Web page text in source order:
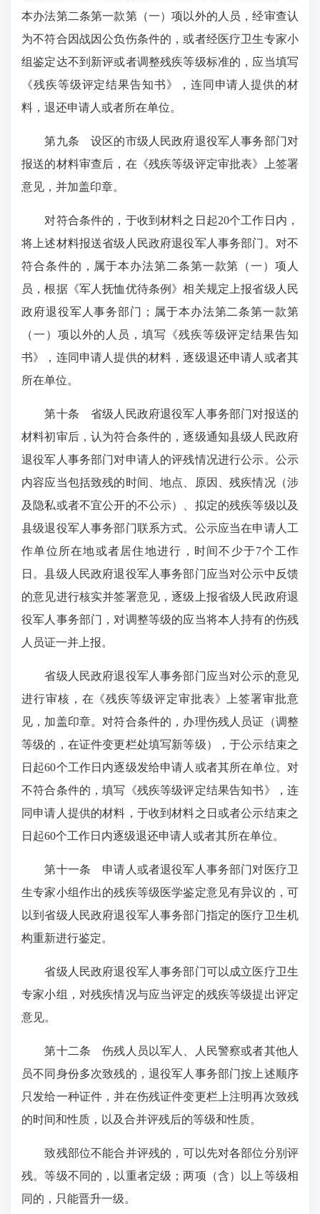
本办法第二条第一款第（一）项以外的人员，经审查认
为不符合因战因公负伤条件的，或者经医疗卫生专家小
组鉴定达不到新评或者调整残疾等级标准的，应当填写
《残疾等级评定结果告知书》，连同申请人提供的材
料，退还申请人或者所在单位。
第九条 设区的市级人民政府退役军人事务部门对
报送的材料审查后，在《残疾等级评定审批表》上签署
意见，并加盖印章。
对符合条件的，于收到材料之日起20个工作日内，
将上述材料报送省级人民政府退役军人事务部门。对不
符合条件的，属于本办法第二条第一款第（一）项人
员，根据《军人抚恤优待条例》相关规定上报省级人民
政府退役军人事务部门；属于本办法第二条第一款第
（一）项以外的人员，填写《残疾等级评定结果告知
书》，连同申请人提供的材料，逐级退还申请人或者其
所在单位。
第十条 省级人民政府退役军人事务部门对报送的
材料初审后，认为符合条件的，逐级通知县级人民政府
退役军人事务部门对申请人的评残情况进行公示。公示
内容应当包括致残的时间、地点、原因、残疾情况（涉
及隐私或者不宜公开的不公示）、拟定的残疾等级以及
县级退役军人事务部门联系方式。公示应当在申请人工
作单位所在地或者居住地进行，时间不少于7个工作
日。县级人民政府退役军人事务部门应当对公示中反馈
的意见进行核实并签署意见，逐级上报省级人民政府退
役军人事务部门，对调整等级的应当将本人持有的伤残
人员证一并上报。
省级人民政府退役军人事务部门应当对公示的意见
进行审核，在《残疾等级评定审批表》上签署审批意
见，加盖印章。对符合条件的，办理伤残人员证（调整
等级的，在证件变更栏处填写新等级），于公示结束之
日起60个工作日内逐级发给申请人或者其所在单位。对
不符合条件的，填写《残疾等级评定结果告知书》，连
同申请人提供的材料，于收到材料之日或者公示结束之
日起60个工作日内逐级退还申请人或者其所在单位。
第十一条 申请人或者退役军人事务部门对医疗卫
生专家小组作出的残疾等级医学鉴定意见有异议的，可
以到省级人民政府退役军人事务部门指定的医疗卫生机
构重新进行鉴定。
省级人民政府退役军人事务部门可以成立医疗卫生
专家小组，对残疾情况与应当评定的残疾等级提出评定
意见。
第十二条 伤残人员以军人、人民警察或者其他人
员不同身份多次致残的，退役军人事务部门按上述顺序
只发给一种证件，并在伤残证件变更栏上注明再次致残
的时间和性质，以及合并评残后的等级和性质。
致残部位不能合并评残的，可以先对各部位分别评
残。等级不同的，以重者定级；两项（含）以上等级相
同的，只能晋升一级。